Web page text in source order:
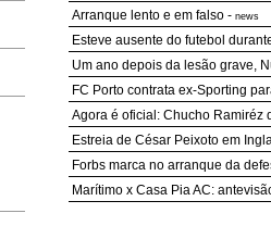
Arranque lento e em falso - news
Esteve ausente do futebol
Um ano depois da lesão grave,
FC Porto contrata ex-Sporting
Agora é oficial: Chucho Ramiréz
Estreia de César Peixoto em
Forbs marca no arranque da
Marítimo x Casa Pia AC: